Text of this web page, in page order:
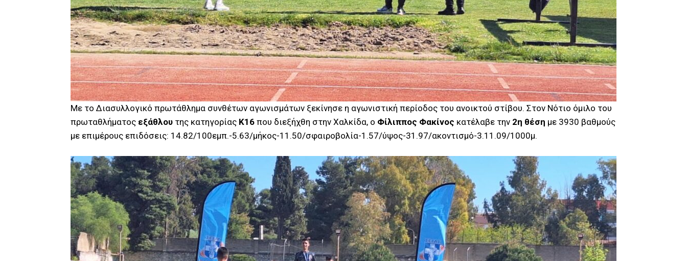
Με το Διασυλλογικό πρωτάθλημα συνθέτων αγωνισμάτων ξεκίνησε η αγωνιστική περίοδος του ανοικτού στίβου. Στον Νότιο όμιλο του
πρωταθλήματος εξάθλου της κατηγορίας Κ16 που διεξήχθη στην Χαλκίδα, ο Φίλιππος Φακίνος κατέλαβε την 2η θέση με 3930 βαθμούς
με επιμέρους επιδόσεις: 14.82/100εμπ.-5.63/μήκος-11.50/σφαιροβολία-1.57/ύψος-31.97/ακοντισμό-3.11.09/1000μ.